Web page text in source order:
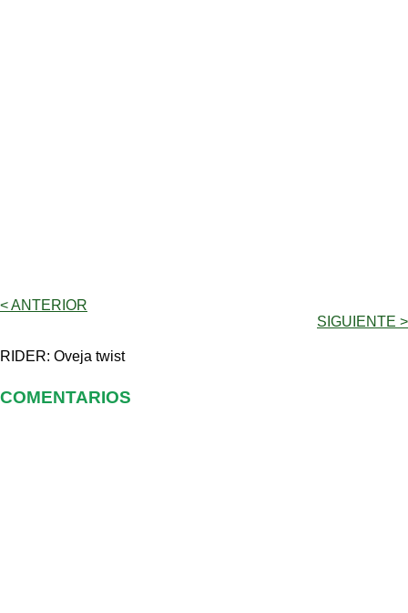
< ANTERIOR
SIGUIENTE >
RIDER: Oveja twist
COMENTARIOS